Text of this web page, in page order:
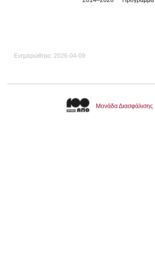
Ενημερώθηκε: 2026-04-09
Μονάδα Διασφάλισης